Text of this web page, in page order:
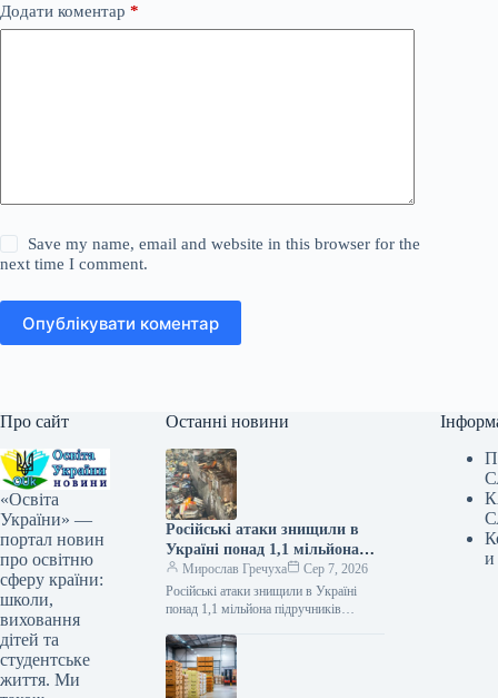
Додати коментар *
Save my name, email and website in this browser for the
next time I comment.
Опублікувати коментар
Про сайт
«Освіта
України» —
портал новин
про освітню
сферу країни:
школи,
виховання
дітей та
студентське
життя. Ми
Останні новини
Російські атаки знищили в
Україні понад 1,1 мільйона
підручників
Мирослав Гречуха
Сер 7, 2026
Російські атаки знищили в Україні
понад 1,1 мільйона підручників
російські атаки знищено понад 1,1 млн
українських…
и